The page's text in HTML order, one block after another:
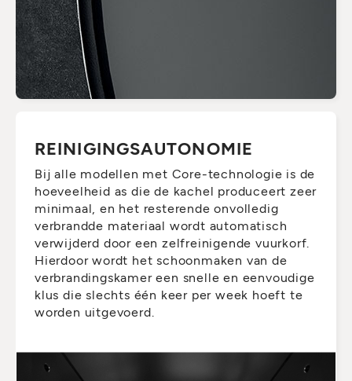
REINIGINGSAUTONOMIE
Bij alle modellen met Core-technologie is de
hoeveelheid as die de kachel produceert zeer
minimaal, en het resterende onvolledig
verbrandde materiaal wordt automatisch
verwijderd door een zelfreinigende vuurkorf.
Hierdoor wordt het schoonmaken van de
verbrandingskamer een snelle en eenvoudige
klus die slechts één keer per week hoeft te
worden uitgevoerd.